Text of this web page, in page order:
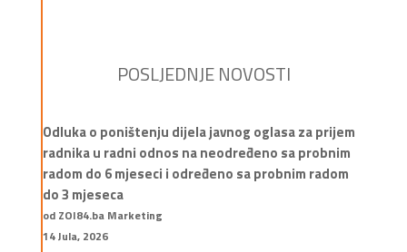
POSLJEDNJE NOVOSTI
Odluka o poništenju dijela javnog oglasa za prijem
radnika u radni odnos na neodređeno sa probnim
radom do 6 mjeseci i određeno sa probnim radom
do 3 mjeseca
od ZOI84.ba Marketing
14 Jula, 2026